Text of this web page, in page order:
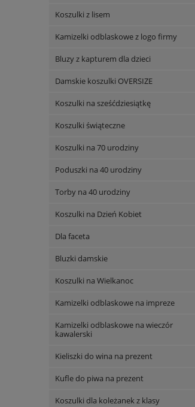
Koszulki z lisem
Kamizelki odblaskowe z logo firmy
Bluzy z kapturem dla dzieci
Damskie koszulki OVERSIZE
Koszulki na sześćdziesiątkę
Koszulki świąteczne
Koszulki na 70 urodziny
Poduszki na 40 urodziny
Torby na 40 urodziny
Koszulki na Dzień Kobiet
Dla faceta
Bluzki damskie
Koszulki na Wielkanoc
Kamizelki odblaskowe na impreze
Kamizelki odblaskowe na wieczór
kawalerski
Kieliszki do wina na prezent
Kufle do piwa na prezent
Koszulki dla koleżanek z klasy